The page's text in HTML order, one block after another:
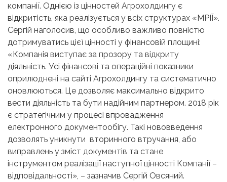
компанії. Однією із цінностей Агрохолдингу є
відкритість, яка реалізується у всіх структурах «МРІЇ».
Сергій наголосив, що особливо важливо повністю
дотримуватись цієї цінності у фінансовій площині:
«Компанія виступає за прозору та відкриту
діяльність. Усі фінансові та операційні показники
оприлюднені на сайті Агрохолдингу та систематично
оновлюються. Це дозволяє максимально відкрито
вести діяльність та бути надійним партнером. 2018 рік
є стратегічним у процесі впровадження
електронного документообігу. Такі нововведення
дозволять уникнути вторинного втручання, або
виправлень у зміст документів та стане
інструментом реалізації наступної цінності Компанії –
відповідальності», – зазначив Сергій Овсяний.